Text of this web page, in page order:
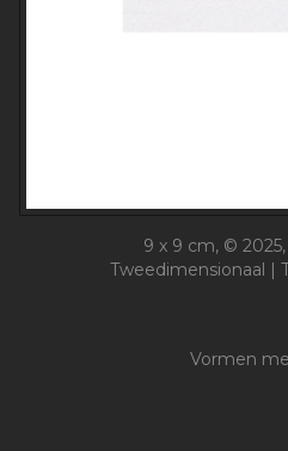
9 x 9 cm, ©
Tweedimensionaal |
Vormen